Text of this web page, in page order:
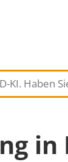
in